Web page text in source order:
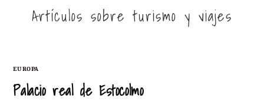
Artículos sobre turismo y viajes
EUROPA
Palacio real de Estocolmo